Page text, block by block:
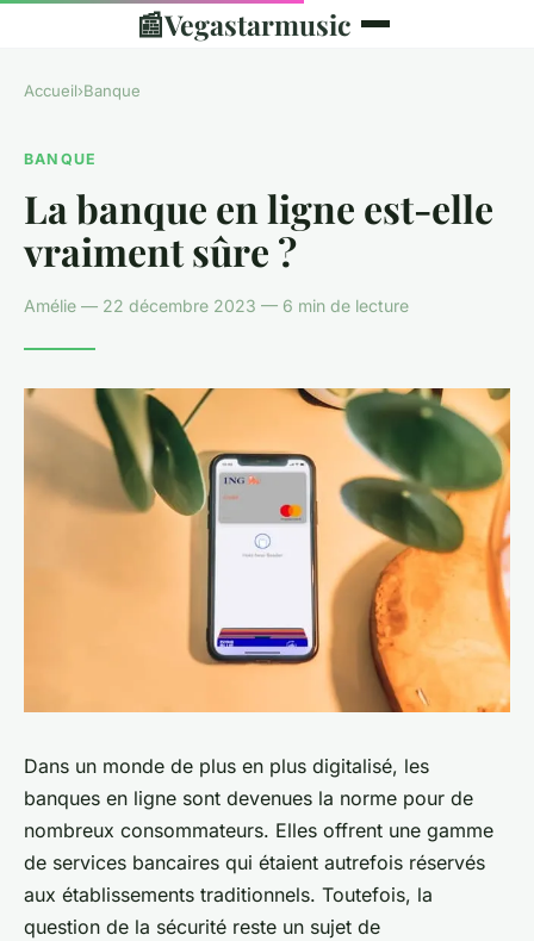
📰Vegastarmusic
Accueil›Banque
BANQUE
La banque en ligne est-elle
vraiment sûre ?
Amélie — 22 décembre 2023 — 6 min de lecture
Dans un monde de plus en plus digitalisé, les
banques en ligne sont devenues la norme pour de
nombreux consommateurs. Elles offrent une gamme
de services bancaires qui étaient autrefois réservés
aux établissements traditionnels. Toutefois, la
question de la sécurité reste un sujet de